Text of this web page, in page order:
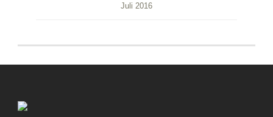
Juli 2016